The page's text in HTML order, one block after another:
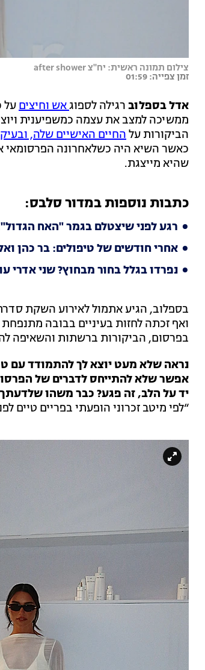
צילום תמונה ראשית: יח"צ after shower
זמן צפייה: 01:59
אדל בספלוב רגילה לספוגאש וחיציםעל
ממשיכה למצב את עצמה כמשפיענית
הביקורות עלהחיים האישיים שלה,
כאשר השיא היה כשלאחרונה הפרסומאי
שהיא מייצגת.
כתבות נוספות במדור סלבס:
רגע לפני שיצטלם בגמר "האח
אחרי חודשים של טיפולים: בר כהן
נפרדו בגלל בחור מבחוץ? שני אדרי
ואף זכתה לחזות בעיניים בבובה
בפרסום, הביקורות ברשתות והשאיפה
נראה שלא מעט יוצא לך להתמודד עם
אפשר שלא להתייחס לדברים של
יד על הלב, זה פגע? כבר משהו שלדעתך
“לפי מיטב זכרוני הופעתי בפריים